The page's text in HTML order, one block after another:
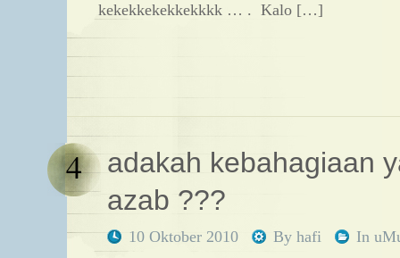
kekekkekekkekkkk … . Kalo […]
adakah kebahagiaan
azab ???
10 Oktober 2010 By hafi
4
In